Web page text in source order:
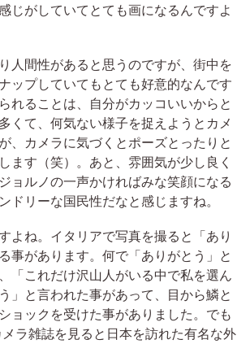
じがしていてとても画になるんですよ
人間性があると思うのですが、街中を
ップしていてもとても好意的なんです
れることは、自分がカッコいいからと
くて、何気ない様子を捉えようとカメ
、カメラに気づくとポーズとったりと
ます（笑）。あと、雰囲気が少し良く
ョルノの一声かければみな笑顔になる
ドリーな国民性だなと感じますね。
よね。イタリアで写真を撮ると「あり
事があります。何で「ありがとう」と
「これだけ沢山人がいる中で私を選ん
」と言われた事があって、目から鱗と
ョックを受けた事がありました。でも
ラ雑誌を見ると日本を訪れた有名な外